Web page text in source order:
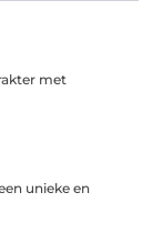
met
unieke en